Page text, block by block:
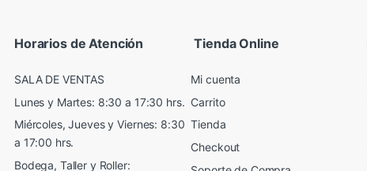
Horarios de Atención
SALA DE VENTAS
Lunes y Martes: 8:30 a 17:30 hrs.
Miércoles, Jueves y Viernes: 8:30
a 17:00 hrs.
Bodega, Taller y Roller:
Tienda Online
Mi cuenta
Carrito
Tienda
Checkout